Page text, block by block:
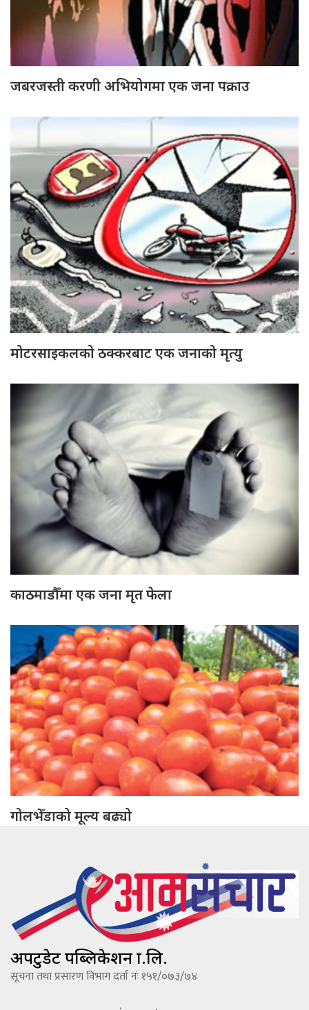
जबरजस्ती करणी अभियोगमा एक जना पक्राउ
मोटरसाइकलको ठक्करबाट एक जनाको मृत्यु
काठमाडौँमा एक जना मृत फेला
गोलभेँडाको मूल्य बढ्यो
अपटुडेट पब्लिकेशन प्रा.लि.
सूचना तथा प्रसारण विभाग दर्ता नंः १५१/०७३/७४